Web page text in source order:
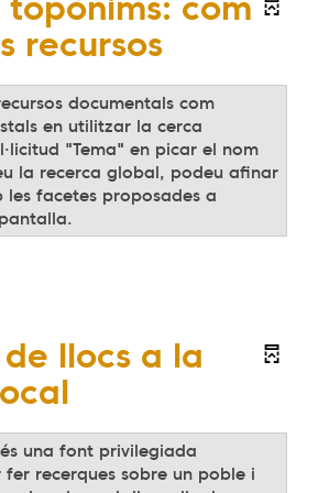
recursos
documentals com
en utilitzar la cerca
"Tema" en picar el nom
la recerca global, podeu afinar
les facetes proposades a
de llocs a la
una font privilegiada
recerques sobre un poble i